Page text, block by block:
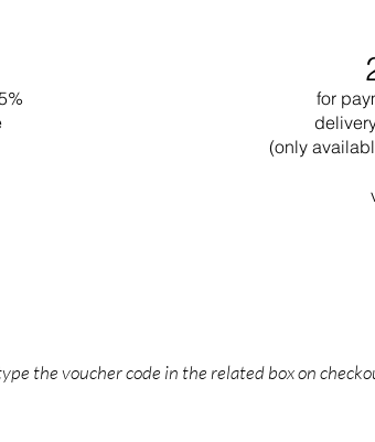
for
(only
the voucher code in the related box on